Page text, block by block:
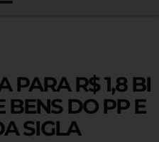
PARA R$ 1,8 BI
BENS DO PP E
SIGLA